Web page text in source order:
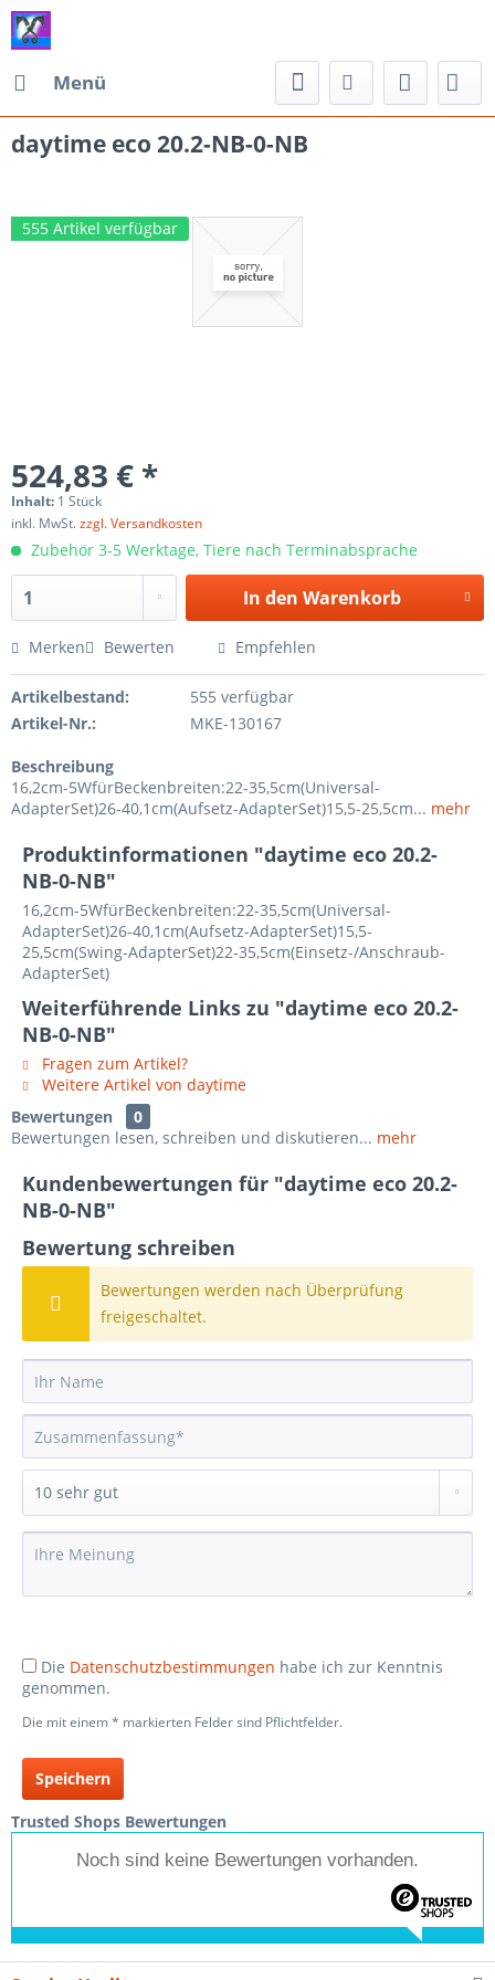
Menü
daytime eco 20.2-NB-0-NB
555 Artikel verfügbar
524,83 € *
Inhalt: 1 Stück
inkl. MwSt.zzgl. Versandkosten
Zubehör 3-5 Werktage, Tiere nach Terminabsprache
In den Warenkorb
Merken Bewerten Empfehlen
Artikelbestand:
555 verfügbar
Artikel-Nr.:
MKE-130167
Beschreibung
16,2cm-5WfürBeckenbreiten:22-35,5cm(Universal-
AdapterSet)26-40,1cm(Aufsetz-AdapterSet)15,5-25,5cm... mehr
Produktinformationen "daytime eco 20.2-
NB-0-NB"
16,2cm-5WfürBeckenbreiten:22-35,5cm(Universal-
AdapterSet)26-40,1cm(Aufsetz-AdapterSet)15,5-
25,5cm(Swing-AdapterSet)22-35,5cm(Einsetz-/Anschraub-
AdapterSet)
Weiterführende Links zu "daytime eco 20.2-
NB-0-NB"
Fragen zum Artikel?
Weitere Artikel von daytime
Bewertungen
0
Bewertungen lesen, schreiben und diskutieren... mehr
Kundenbewertungen für "daytime eco 20.2-
NB-0-NB"
Bewertung schreiben
Bewertungen werden nach Überprüfung
freigeschaltet.
Die Datenschutzbestimmungen habe ich zur Kenntnis
genommen.
Die mit einem * markierten Felder sind Pflichtfelder.
Speichern
Trusted Shops Bewertungen
Noch sind keine Bewertungen vorhanden.